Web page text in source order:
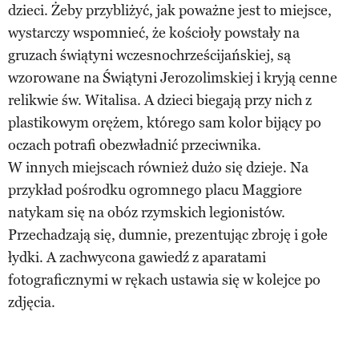
dzieci. Żeby przybliżyć, jak poważne jest to miejsce,
wystarczy wspomnieć, że kościoły powstały na
gruzach świątyni wczesnochrześcijańskiej, są
wzorowane na Świątyni Jerozolimskiej i kryją cenne
relikwie św. Witalisa. A dzieci biegają przy nich z
plastikowym orężem, którego sam kolor bijący po
oczach potrafi obezwładnić przeciwnika.
W innych miejscach również dużo się dzieje. Na
przykład pośrodku ogromnego placu Maggiore
natykam się na obóz rzymskich legionistów.
Przechadzają się, dumnie, prezentując zbroję i gołe
łydki. A zachwycona gawiedź z aparatami
fotograficznymi w rękach ustawia się w kolejce po
zdjęcia.